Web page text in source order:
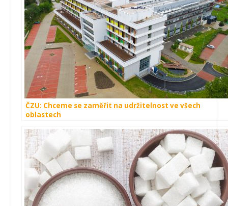
ČZU: Chceme se zaměřit na udržitelnost ve všech
oblastech